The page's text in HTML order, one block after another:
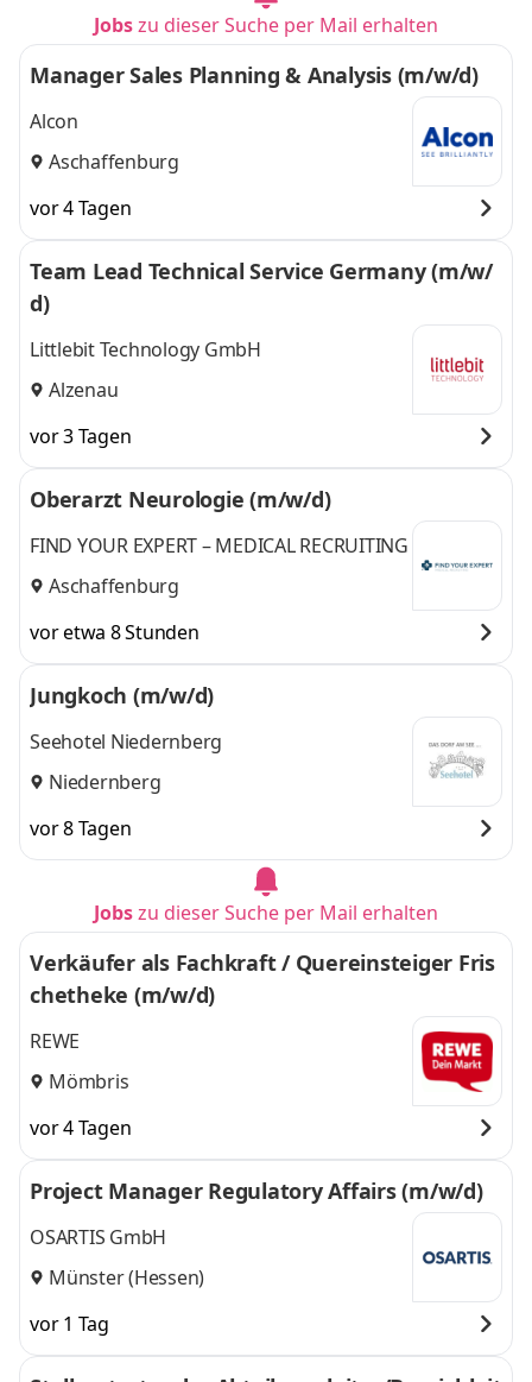
Jobszu dieser Suche per Mail erhalten
Manager Sales Planning & Analysis (m/w/d)
Alcon
Aschaffenburg
vor 4 Tagen
Team Lead Technical Service Germany (m/w/
d)
Littlebit Technology GmbH
Alzenau
vor 3 Tagen
Oberarzt Neurologie (m/w/d)
FIND YOUR EXPERT – MEDICAL RECRUITING
Aschaffenburg
vor etwa 8 Stunden
Jungkoch (m/w/d)
Seehotel Niedernberg
Niedernberg
vor 8 Tagen
Jobszu dieser Suche per Mail erhalten
Verkäufer als Fachkraft / Quereinsteiger Fris
chetheke (m/w/d)
REWE
Mömbris
vor 4 Tagen
Project Manager Regulatory Affairs (m/w/d)
OSARTIS GmbH
Münster (Hessen)
vor 1 Tag